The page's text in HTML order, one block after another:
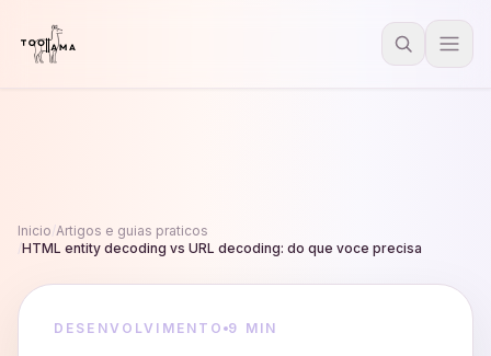
Inicio Artigos e guias praticos
HTML entity decoding vs URL decoding: do que voce precisa
DESENVOLVIMENTO 9 MIN